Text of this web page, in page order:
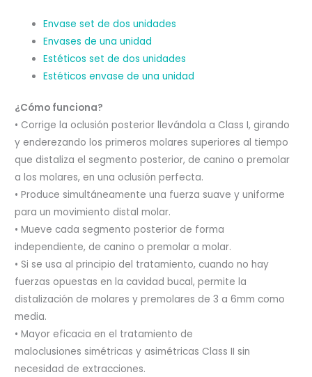
Envase set de dos unidades
Envases de una unidad
Estéticos set de dos unidades
Estéticos envase de una unidad
¿Cómo funciona?
• Corrige la oclusión posterior llevándola a Class I, girando
y enderezando los primeros molares superiores al tiempo
que distaliza el segmento posterior, de canino o premolar
a los molares, en una oclusión perfecta.
• Produce simultáneamente una fuerza suave y uniforme
para un movimiento distal molar.
• Mueve cada segmento posterior de forma
independiente, de canino o premolar a molar.
• Si se usa al principio del tratamiento, cuando no hay
fuerzas opuestas en la cavidad bucal, permite la
distalización de molares y premolares de 3 a 6mm como
media.
• Mayor eficacia en el tratamiento de
maloclusiones simétricas y asimétricas Class II sin
necesidad de extracciones.